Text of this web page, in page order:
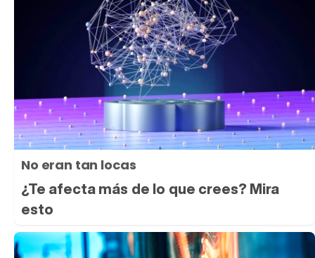
No eran tan locas
¿Te afecta más de lo que crees? Mira
esto